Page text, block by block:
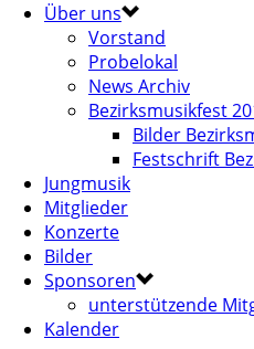
Über uns
Vorstand
Probelokal
News Archiv
Bezirksmusikfest
Bilder
Festschrift
Jungmusik
Mitglieder
Konzerte
Bilder
Sponsoren
unterstützende
Kalender